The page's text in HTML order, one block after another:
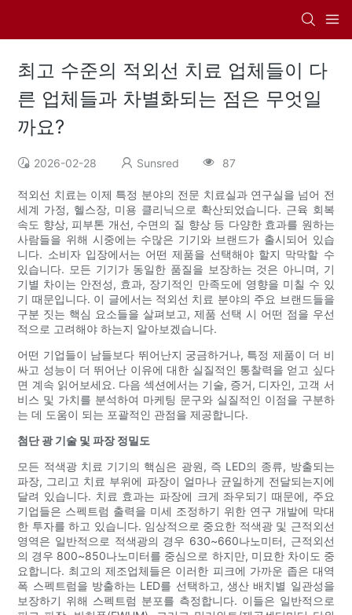
최고 수준의 적외선 치료 업체들이 다
른 업체들과 차별화되는 점은 무엇일
까요?
2026-02-28 Sunsred 87
적외선 치료는 이제 특정 분야의 전문 치료실과 연구실을 넘어 전
세계 가정, 헬스장, 미용 클리닉으로 확산되었습니다. 근육 회복
속도 향상, 피부톤 개선, 수면의 질 향상 등 다양한 효과를 원하는
사람들을 위해 시중에는 수많은 기기와 브랜드가 출시되어 있습
니다. 소비자 입장에서는 어떤 제품을 선택해야 할지 막막할 수
있습니다. 모든 기기가 동일한 품질을 보장하는 것은 아니며, 기
기별 차이는 안전성, 효과, 장기적인 만족도에 영향을 미칠 수 있
기 때문입니다. 이 글에서는 적외선 치료 분야의 주요 브랜드들을
구분 짓는 핵심 요소들을 살펴보고, 제품 선택 시 어떤 점을 우선
적으로 고려해야 하는지 알아보겠습니다.
어떤 기업들이 남들보다 뛰어난지 궁금하거나, 특정 제품이 더 비
싸고 성능이 더 뛰어난 이유에 대한 실질적인 통찰력을 얻고 싶다
면 계속 읽어보세요. 다음 섹션에서는 기술, 증거, 디자인, 고객 서
비스 및 가치를 분석하여 마케팅 문구와 실질적인 이점을 구분하
는 데 도움이 되는 포괄적인 관점을 제공합니다.
첨단 광 기술 및 파장 정밀도
모든 적색광 치료 기기의 핵심은 광원, 즉 LED의 종류, 방출되는
파장, 그리고 치료 부위에 파장이 얼마나 균일하게 전달되는지에
달려 있습니다. 치료 효과는 파장에 크게 좌우되기 때문에, 주요
기업들은 스펙트럼 출력을 미세 조정하기 위한 연구 개발에 막대
한 투자를 하고 있습니다. 임상적으로 중요한 적색광 및 근적외선
영역은 일반적으로 적색광의 경우 630~660나노미터, 근적외선
의 경우 800~850나노미터를 중심으로 하지만, 미묘한 차이도 중
요합니다. 최고의 제조업체들은 이러한 피크에 가까운 좁은 대역
폭 스펙트럼을 방출하는 LED를 선택하고, 생산 배치별 일관성을
보장하기 위해 스펙트럼 분포를 측정합니다. 이들은 일반적으로